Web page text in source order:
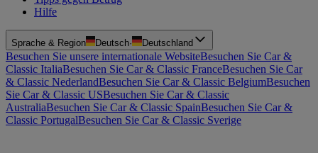
Hilfe
Sprache & Region Deutsch· Deutschland
Besuchen Sie unsere internationale WebsiteBesuchen Sie Car &
Classic ItaliaBesuchen Sie Car & Classic FranceBesuchen Sie Car
& Classic NederlandBesuchen Sie Car & Classic BelgiumBesuchen
Sie Car & Classic USBesuchen Sie Car & Classic
AustraliaBesuchen Sie Car & Classic SpainBesuchen Sie Car &
Classic PortugalBesuchen Sie Car & Classic Sverige